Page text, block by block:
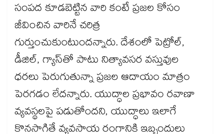
సంపద కూడబెట్టిన వారి కంటే ప్రజల కోసం
జీవించిన వారినే చరిత్ర
గుర్తుంచుకుంటుందన్నారు. దేశంలో పెట్రోల్,
డీజిల్, గ్యాస్‌‌‌‌తో పాటు నిత్యావసర వస్తువుల
ధరలు పెరుగుతున్నా ప్రజల ఆదాయం మాత్రం
పెరగడం లేదన్నారు. యుద్ధాల ప్రభావం రవాణా
వ్యవస్థలపై పడుతోందని, యుద్ధాలు ఇలాగే
కొనసాగితే వ్యవసాయ రంగానికి ఇబ్బందులు